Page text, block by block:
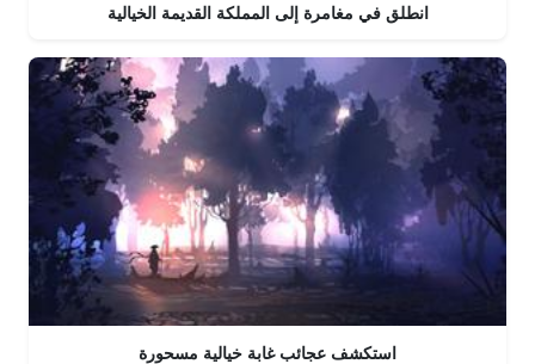
انطلق في مغامرة إلى المملكة القديمة الخيالية
استكشف عجائب غابة خيالية مسحورة